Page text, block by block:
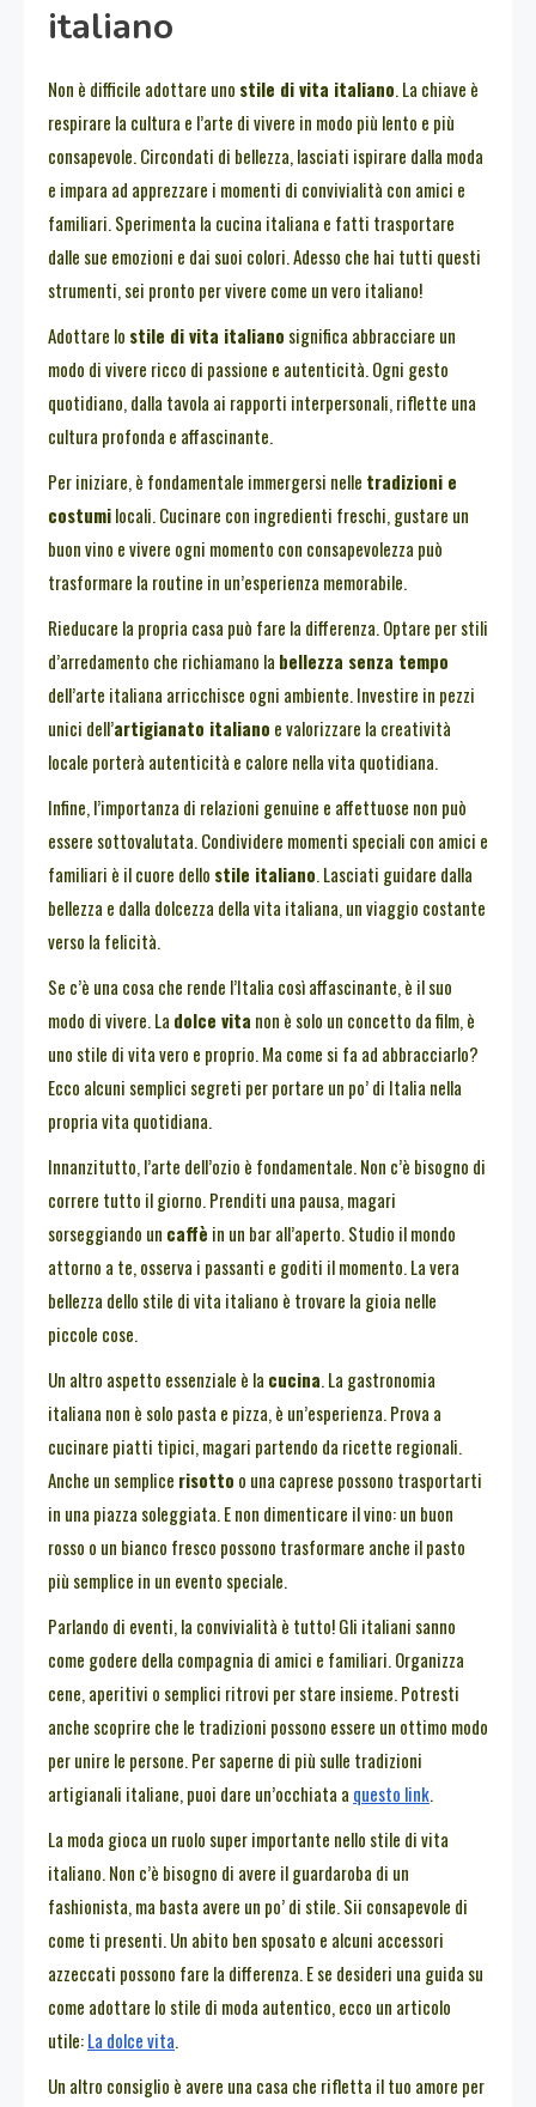
italiano
Non è difficile adottare uno stile di vita italiano. La chiave è
respirare la cultura e l’arte di vivere in modo più lento e più
consapevole. Circondati di bellezza, lasciati ispirare dalla moda
e impara ad apprezzare i momenti di convivialità con amici e
familiari. Sperimenta la cucina italiana e fatti trasportare
dalle sue emozioni e dai suoi colori. Adesso che hai tutti questi
strumenti, sei pronto per vivere come un vero italiano!
Adottare lo stile di vita italiano significa abbracciare un
modo di vivere ricco di passione e autenticità. Ogni gesto
quotidiano, dalla tavola ai rapporti interpersonali, riflette una
cultura profonda e affascinante.
Per iniziare, è fondamentale immergersi nelle tradizioni e
costumilocali. Cucinare con ingredienti freschi, gustare un
buon vino e vivere ogni momento con consapevolezza può
trasformare la routine in un’esperienza memorabile.
Rieducare la propria casa può fare la differenza. Optare per stili
d’arredamento che richiamano la bellezza senza tempo
dell’arte italiana arricchisce ogni ambiente. Investire in pezzi
unici dell’artigianato italiano e valorizzare la creatività
locale porterà autenticità e calore nella vita quotidiana.
Infine, l’importanza di relazioni genuine e affettuose non può
essere sottovalutata. Condividere momenti speciali con amici e
familiari è il cuore dello stile italiano. Lasciati guidare dalla
bellezza e dalla dolcezza della vita italiana, un viaggio costante
verso la felicità.
Se c’è una cosa che rende l’Italia così affascinante, è il suo
modo di vivere. La dolce vita non è solo un concetto da film, è
uno stile di vita vero e proprio. Ma come si fa ad abbracciarlo?
Ecco alcuni semplici segreti per portare un po’ di Italia nella
propria vita quotidiana.
Innanzitutto, l’arte dell’ozio è fondamentale. Non c’è bisogno di
correre tutto il giorno. Prenditi una pausa, magari
sorseggiando un caffè in un bar all’aperto. Studio il mondo
attorno a te, osserva i passanti e goditi il momento. La vera
bellezza dello stile di vita italiano è trovare la gioia nelle
piccole cose.
Un altro aspetto essenziale è la cucina. La gastronomia
italiana non è solo pasta e pizza, è un’esperienza. Prova a
cucinare piatti tipici, magari partendo da ricette regionali.
Anche un semplice risotto o una caprese possono trasportarti
in una piazza soleggiata. E non dimenticare il vino: un buon
rosso o un bianco fresco possono trasformare anche il pasto
più semplice in un evento speciale.
Parlando di eventi, la convivialità è tutto! Gli italiani sanno
come godere della compagnia di amici e familiari. Organizza
cene, aperitivi o semplici ritrovi per stare insieme. Potresti
anche scoprire che le tradizioni possono essere un ottimo modo
per unire le persone. Per saperne di più sulle tradizioni
artigianali italiane, puoi dare un’occhiata a questo link.
La moda gioca un ruolo super importante nello stile di vita
italiano. Non c’è bisogno di avere il guardaroba di un
fashionista, ma basta avere un po’ di stile. Sii consapevole di
come ti presenti. Un abito ben sposato e alcuni accessori
azzeccati possono fare la differenza. E se desideri una guida su
come adottare lo stile di moda autentico, ecco un articolo
utile:La dolce vita.
Un altro consiglio è avere una casa che rifletta il tuo amore per